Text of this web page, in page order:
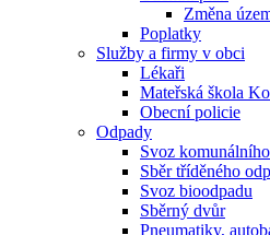
Změna
Poplatky
Služby a firmy v obci
Lékaři
Mateřská škola
Obecní policie
Odpady
Svoz
Sběr tříděného
Svoz bioodpadu
Sběrný dvůr
Pneumatiky,